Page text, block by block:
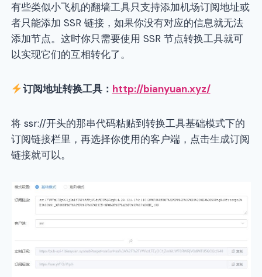
有些类似小飞机的翻墙工具只支持添加机场订阅地址或
者只能添加 SSR 链接，如果你没有对应的信息就无法
添加节点。这时你只需要使用 SSR 节点转换工具就可
以实现它们的互相转化了。
订阅地址转换工具： http://bianyuan.xyz/
将 ssr://开头的那串代码粘贴到转换工具基础模式下的
订阅链接栏里，再选择你使用的客户端，点击生成订阅
链接就可以。